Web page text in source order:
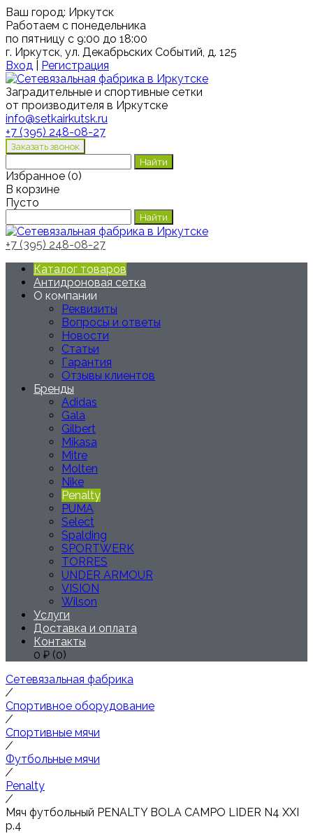
Ваш город: Иркутск
Работаем с понедельника
по пятницу с 9:00 до 18:00
г. Иркутск, ул. Декабрьских Событий, д. 125
Вход
Регистрация
Заградительные и спортивные сетки
от производителя в Иркутске
info@setkairkutsk.ru
+7 (395) 248-08-27
Избранное (0)
В корзине
Пусто
+7 (395) 248-08-27
Каталог товаров
Антидроновая сетка
О компании
Реквизиты
Вопросы и ответы
Новости
Статьи
Гарантия
Отзывы клиентов
Бренды
Adidas
Gala
Gilbert
Mikasa
Mitre
Molten
Nike
Penalty
PUMA
Select
Spalding
SPORTWERK
TORRES
UNDER ARMOUR
VISION
Wilson
Услуги
Доставка и оплата
Контакты
0 ₽ (0)
Сетевязальная фабрика
/
Спортивное оборудование
/
Спортивные мячи
/
Футбольные мячи
/
Penalty
/
Мяч футбольный PENALTY BOLA CAMPO LIDER N4 XXI
р.4